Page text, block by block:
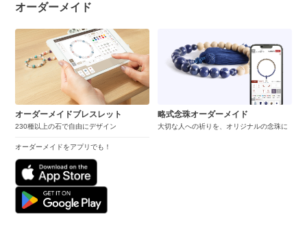
オーダーメイド
オーダーメイドブレスレット
230種以上の石で自由にデザイン
オーダーメイドをアプリでも！
略式念珠オーダーメイド
大切な人への祈りを、オリジナルの念珠に